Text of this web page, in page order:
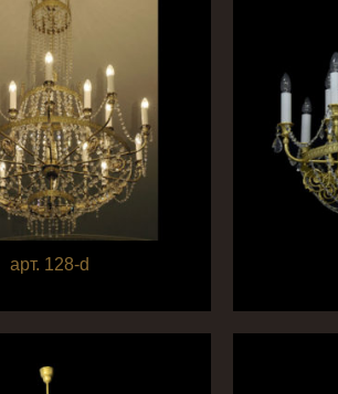
арт. 128-d